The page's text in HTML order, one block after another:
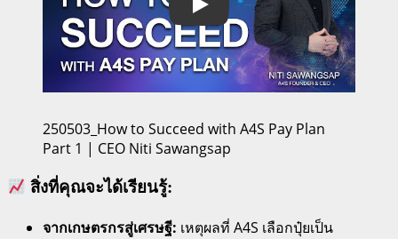
Play
250503_How to Succeed with A4S Pay Plan
Part 1 | CEO Niti Sawangsap
สิ่งที่คุณจะได้เรียนรู้:
จากเกษตรกรสู่เศรษฐี: เหตุผลที่ A4S เลือกปุ๋ยเป็น